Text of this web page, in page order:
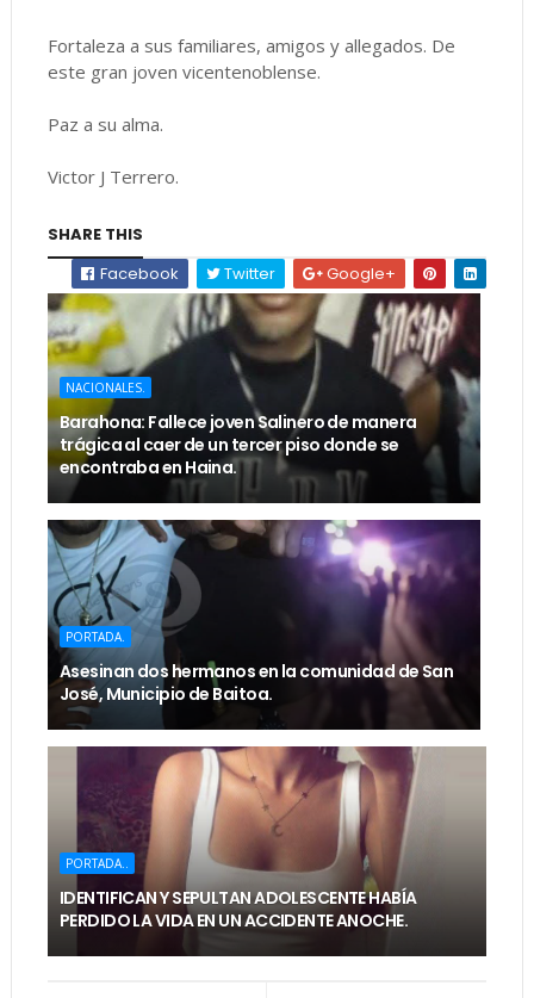
Fortaleza a sus familiares, amigos y allegados. De
este gran joven vicentenoblense.
Paz a su alma.
Victor J Terrero.
SHARE THIS
Facebook
Twitter Google+
NACIONALES.
Barahona: Fallece joven Salinero de manera
trágica al caer de un tercer piso donde se
encontraba en Haina.
PORTADA.
Asesinan dos hermanos en la comunidad de San
José, Municipio de Baitoa.
PORTADA..
IDENTIFICAN Y SEPULTAN ADOLESCENTE HABÍA
PERDIDO LA VIDA EN UN ACCIDENTE ANOCHE.